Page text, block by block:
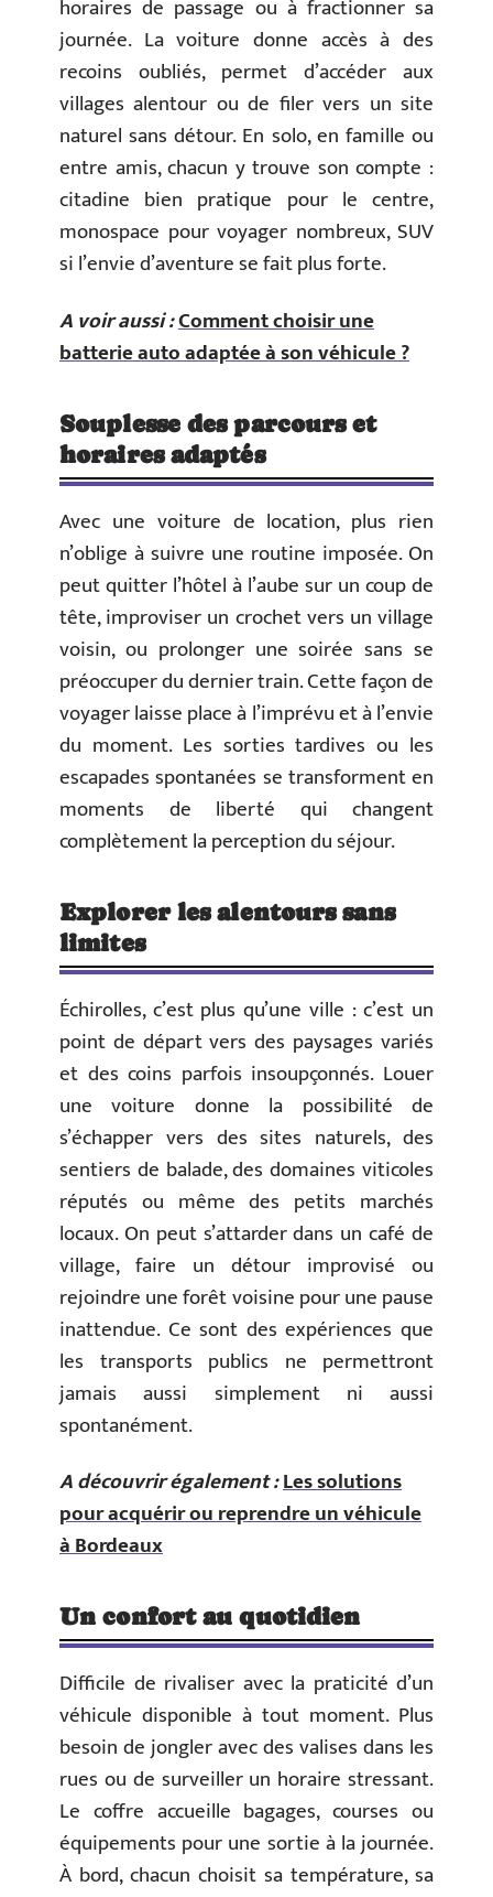
horaires de passage ou à fractionner sa
journée. La voiture donne accès à des
recoins oubliés, permet d’accéder aux
villages alentour ou de filer vers un site
naturel sans détour. En solo, en famille ou
entre amis, chacun y trouve son compte :
citadine bien pratique pour le centre,
monospace pour voyager nombreux, SUV
si l’envie d’aventure se fait plus forte.
A voir aussi :Comment choisir une
batterie auto adaptée à son véhicule ?
Souplesse des parcours et
horaires adaptés
Avec une voiture de location, plus rien
n’oblige à suivre une routine imposée. On
peut quitter l’hôtel à l’aube sur un coup de
tête, improviser un crochet vers un village
voisin, ou prolonger une soirée sans se
préoccuper du dernier train. Cette façon de
voyager laisse place à l’imprévu et à l’envie
du moment. Les sorties tardives ou les
escapades spontanées se transforment en
moments de liberté qui changent
complètement la perception du séjour.
Explorer les alentours sans
limites
Échirolles, c’est plus qu’une ville : c’est un
point de départ vers des paysages variés
et des coins parfois insoupçonnés. Louer
une voiture donne la possibilité de
s’échapper vers des sites naturels, des
sentiers de balade, des domaines viticoles
réputés ou même des petits marchés
locaux. On peut s’attarder dans un café de
village, faire un détour improvisé ou
rejoindre une forêt voisine pour une pause
inattendue. Ce sont des expériences que
les transports publics ne permettront
jamais aussi simplement ni aussi
spontanément.
A découvrir également :Les solutions
pour acquérir ou reprendre un véhicule
à Bordeaux
Un confort au quotidien
Difficile de rivaliser avec la praticité d’un
véhicule disponible à tout moment. Plus
besoin de jongler avec des valises dans les
rues ou de surveiller un horaire stressant.
Le coffre accueille bagages, courses ou
équipements pour une sortie à la journée.
À bord, chacun choisit sa température, sa